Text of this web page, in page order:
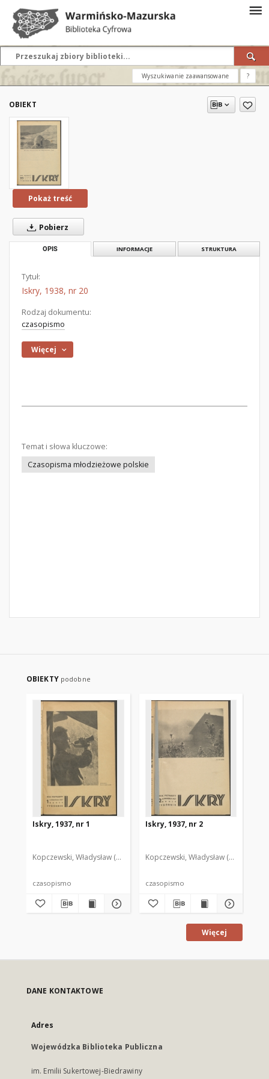
Wyszukiwanie zaawansowane ?
OBIEKT
Pokaż treść
Pobierz
OPIS INFORMACJE STRUKTURA
Tytuł:
Iskry, 1938, nr 20
Rodzaj dokumentu:
czasopismo
Więcej
Temat i słowa kluczowe:
Czasopisma młodzieżowe polskie
OBIEKTY podobne
Iskry, 1937, nr 1
Kopczewski, Władysław (1888-1969). Red. i Wyd.
czasopismo
Iskry, 1937, nr 2
Kopczewski, Władysław (1888-
czasopismo
Więcej
DANE KONTAKTOWE
Adres
Wojewódzka Biblioteka Publiczna
im. Emilii Sukertowej-Biedrawiny